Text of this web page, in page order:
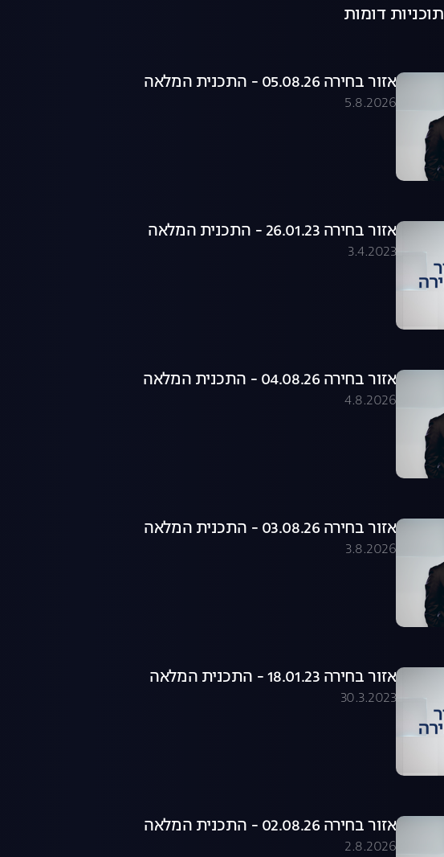
תוכניות דומות
אזור בחירה 05.08.26 - התכנית המלאה
5.8.2026
אזור בחירה 26.01.23 - התכנית המלאה
3.4.2023
אזור בחירה 04.08.26 - התכנית המלאה
4.8.2026
אזור בחירה 03.08.26 - התכנית המלאה
3.8.2026
אזור בחירה 18.01.23 - התכנית המלאה
30.3.2023
אזור בחירה 02.08.26 - התכנית המלאה
2.8.2026